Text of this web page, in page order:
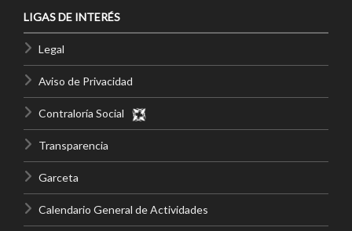
LIGAS DE INTERÉS
Legal
Aviso de Privacidad
Contraloría Social
Transparencia
Garceta
Calendario General de Actividades